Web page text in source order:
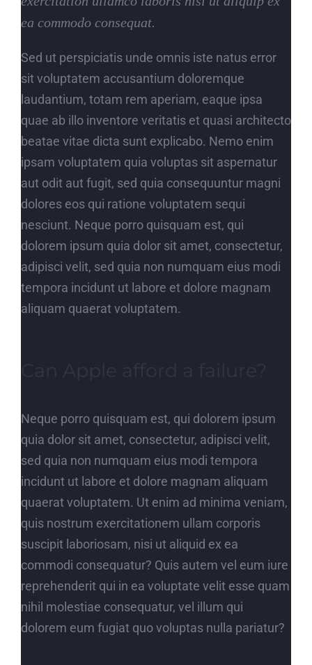
ea commodo consequat.
Sed ut perspiciatis unde omnis iste natus error
sit voluptatem accusantium doloremque
laudantium, totam rem aperiam, eaque ipsa
quae ab illo inventore veritatis et quasi architecto
beatae vitae dicta sunt explicabo. Nemo enim
ipsam voluptatem quia voluptas sit aspernatur
aut odit aut fugit, sed quia consequuntur magni
dolores eos qui ratione voluptatem sequi
nesciunt. Neque porro quisquam est, qui
dolorem ipsum quia dolor sit amet, consectetur,
adipisci velit, sed quia non numquam eius modi
tempora incidunt ut labore et dolore magnam
aliquam quaerat voluptatem.
Can Apple afford a failure?
Neque porro quisquam est, qui dolorem ipsum
quia dolor sit amet, consectetur, adipisci velit,
sed quia non numquam eius modi tempora
incidunt ut labore et dolore magnam aliquam
quaerat voluptatem. Ut enim ad minima veniam,
quis nostrum exercitationem ullam corporis
suscipit laboriosam, nisi ut aliquid ex ea
commodi consequatur? Quis autem vel eum iure
reprehenderit qui in ea voluptate velit esse quam
nihil molestiae consequatur, vel illum qui
dolorem eum fugiat quo voluptas nulla pariatur?